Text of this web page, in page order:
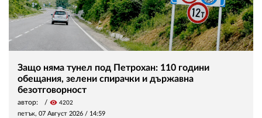
Защо няма тунел под Петрохан: 110 години
обещания, зелени спирачки и държавна
безотговорност
автор: visibility 4202
петък, 07 Август 2026 / 14:59